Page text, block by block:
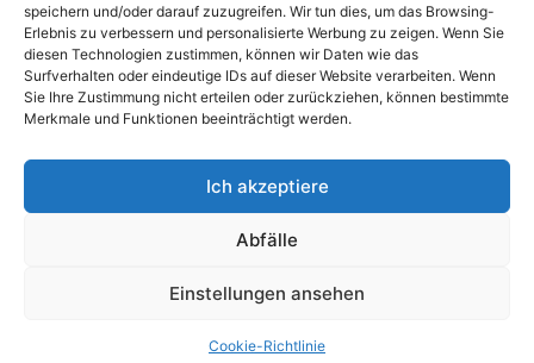
speichern und/oder darauf zuzugreifen. Wir tun dies, um das Browsing-
Erlebnis zu verbessern und personalisierte Werbung zu zeigen. Wenn Sie
diesen Technologien zustimmen, können wir Daten wie das
Surfverhalten oder eindeutige IDs auf dieser Website verarbeiten. Wenn
Sie Ihre Zustimmung nicht erteilen oder zurückziehen, können bestimmte
Merkmale und Funktionen beeinträchtigt werden.
Ich akzeptiere
Abfälle
Einstellungen ansehen
Cookie-Richtlinie
Categories
Beratung
Lebensstil
Männlich
Copyright © 2026 AllesArtikel